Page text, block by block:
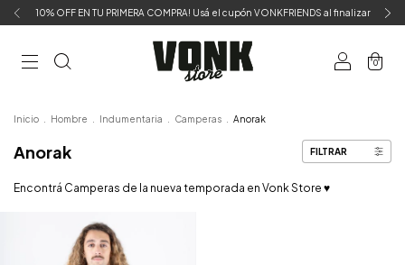
10% OFF EN TU PRIMERA COMPRA! Usá el cupón VONKFRIENDS al finalizar
0
Inicio Hombre Indumentaria Camperas Anorak
Anorak FILTRAR
Encontrá Camperas de la nueva temporada en Vonk Store ♥